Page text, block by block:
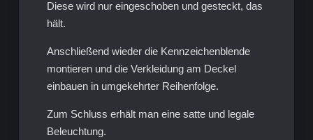
Diese wird nur eingeschoben und gesteckt, das
hält.
Anschließend wieder die Kennzeichenblende
montieren und die Verkleidung am Deckel
einbauen in umgekehrter Reihenfolge.
Zum Schluss erhält man eine satte und legale
Beleuchtung.